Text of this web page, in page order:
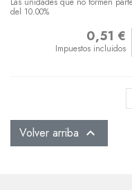
del 10.00%
0,51 €
Impuestos incluidos
Volver arriba 